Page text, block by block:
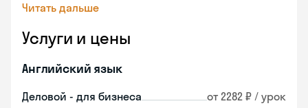
Читать дальше
Услуги и цены
Английский язык
Деловой - для бизнеса от 2282 ₽ / урок